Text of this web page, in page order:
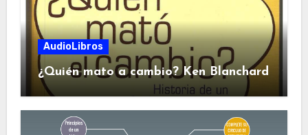
AudioLibros
¿Quién mato a cambio? Ken Blanchard